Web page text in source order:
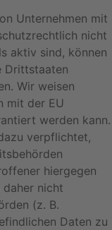
Unternehmen mit
nicht
aktiv sind, können
Drittstaaten
Wir weisen
mit der EU
werden kann.
verpflichtet,
hiergegen
nicht
(z. B.
Daten zu